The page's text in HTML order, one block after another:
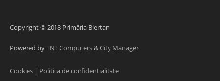
Copyright © 2018 Primăria Biertan
Powered byTNT Computers&City Manager
Cookies | Politica de confidentialitate